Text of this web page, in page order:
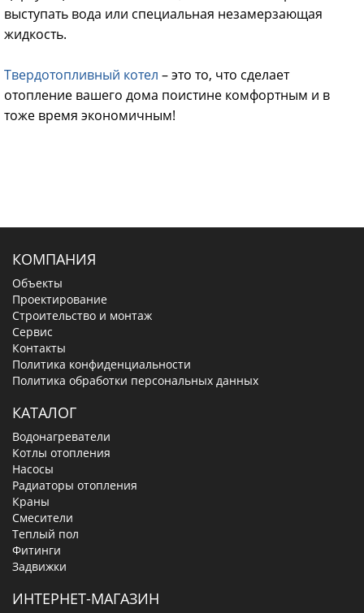
выступать вода или специальная незамерзающая
жидкость.
Твердотопливный котел – это то, что сделает
отопление вашего дома поистине комфортным и в
тоже время экономичным!
КОМПАНИЯ
Объекты
Проектирование
Строительство и монтаж
Сервис
Контакты
Политика конфиденциальности
Политика обработки персональных данных
КАТАЛОГ
Водонагреватели
Котлы отопления
Насосы
Радиаторы отопления
Краны
Смесители
Теплый пол
Фитинги
Задвижки
ИНТЕРНЕТ-МАГАЗИН